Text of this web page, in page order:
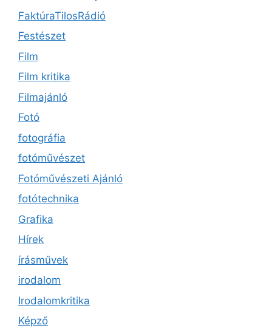
FaktúraTilosRádió
Festészet
Film
Film kritika
Filmajánló
Fotó
fotográfia
fotóművészet
Fotóművészeti Ajánló
fotótechnika
Grafika
Hírek
írásművek
irodalom
Irodalomkritika
Képző